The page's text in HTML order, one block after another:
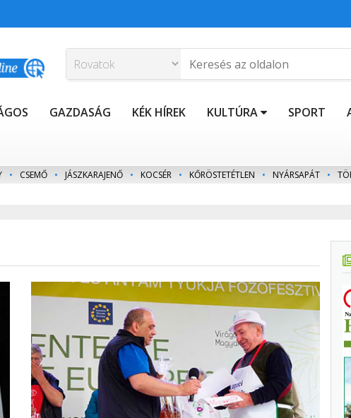
GAZDASÁG KÉK HÍREK KULTÚRA SPORT
• CSEMŐ • JÁSZKARAJENŐ • KOCSÉR • KŐRÖSTETÉTLEN • NYÁRSAPÁT •